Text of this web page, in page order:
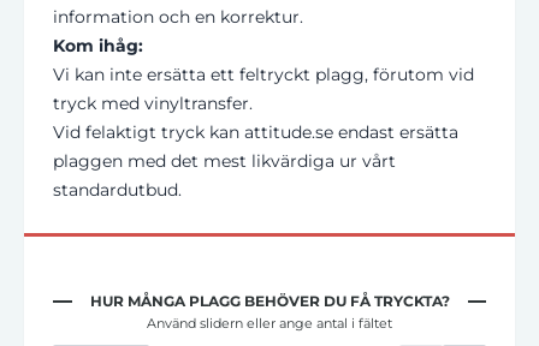
information och en korrektur.
Kom ihåg:
Vi kan inte ersätta ett feltryckt plagg, förutom vid
tryck med vinyltransfer.
Vid felaktigt tryck kan attitude.se endast ersätta
plaggen med det mest likvärdiga ur vårt
standardutbud.
HUR MÅNGA PLAGG BEHÖVER DU FÅ TRYCKTA?
Använd slidern eller ange antal i fältet